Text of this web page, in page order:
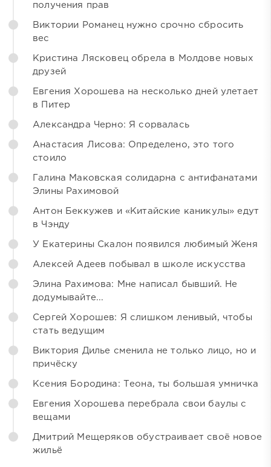
получения прав
Виктории Романец нужно срочно сбросить
вес
Кристина Лясковец обрела в Молдове новых
друзей
Евгения Хорошева на несколько дней улетает
в Питер
Александра Черно: Я сорвалась
Анастасия Лисова: Определено, это того
стоило
Галина Маковская солидарна с антифанатами
Элины Рахимовой
Антон Беккужев и «Китайские каникулы» едут
в Чэнду
У Екатерины Скалон появился любимый Женя
Алексей Адеев побывал в школе искусства
Элина Рахимова: Мне написал бывший. Не
додумывайте...
Сергей Хорошев: Я слишком ленивый, чтобы
стать ведущим
Виктория Дилье сменила не только лицо, но и
причёску
Ксения Бородина: Теона, ты большая умничка
Евгения Хорошева перебрала свои баулы с
вещами
Дмитрий Мещеряков обустраивает своё новое
жильё